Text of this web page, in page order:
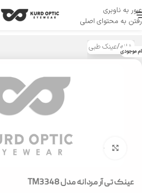
عبور به ناوبری
رفتن به محتوای اصلی
منو
خانه/عینک طبی موجودی
بزرگنمایی تصویر
عینک تی آر مردانه مدل TM3348